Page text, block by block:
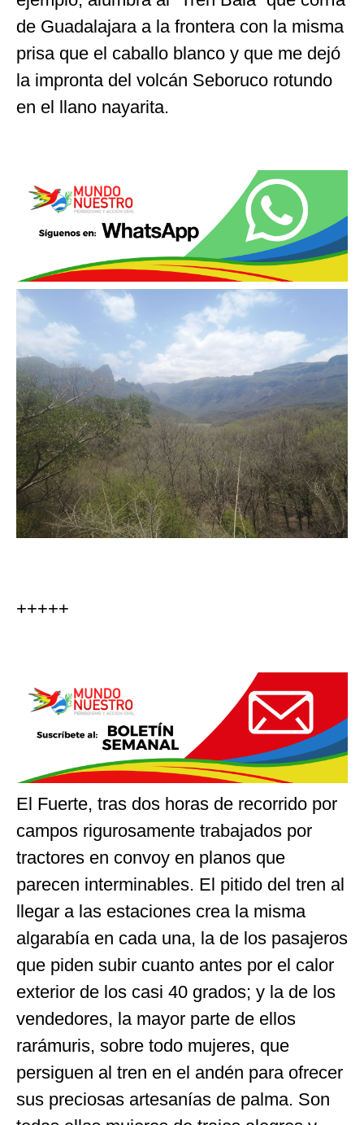
de Guadalajara a la frontera con la misma
prisa que el caballo blanco y que me dejó
la impronta del volcán Seboruco rotundo
en el llano nayarita.
+++++
El Fuerte, tras dos horas de recorrido por
campos rigurosamente trabajados por
tractores en convoy en planos que
parecen interminables. El pitido del tren al
llegar a las estaciones crea la misma
algarabía en cada una, la de los pasajeros
que piden subir cuanto antes por el calor
exterior de los casi 40 grados; y la de los
vendedores, la mayor parte de ellos
rarámuris, sobre todo mujeres, que
persiguen al tren en el andén para ofrecer
sus preciosas artesanías de palma. Son